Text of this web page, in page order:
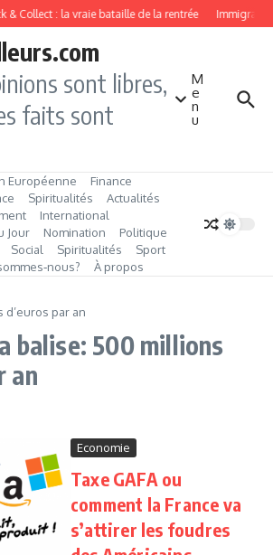
& Collect : la vraie bataille de la rentrée
sont libres,
faits sont
M
e
n
u
Européenne
Finance
Spiritualités
Actualités
International
Jour
Nomination
Politique
Social Spiritualités
Sport
À propos
d’euros par an
balise: 500 millions
an
Economie
Taxe GAFA ou
comment la France va
s’attirer les foudres